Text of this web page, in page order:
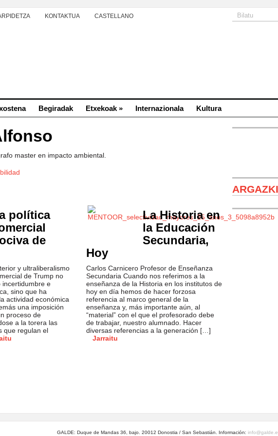
KONTAKTUA CASTELLANO
Begiradak Etxekoak » Internazionala Kultura
master en impacto ambiental.
política
de
y ultraliberalismo
de Trump no
incertidumbre e
sino que ha
actividad económica
una imposición
proceso de
a la torera las
que regulan el
La Historia en
la Educación
Secundaria,
Hoy
Carlos Carnicero Profesor de Enseñanza
Secundaria Cuando nos referimos a la
enseñanza de la Historia en los institutos de
hoy en día hemos de hacer forzosa
referencia al marco general de la
enseñanza y, más importante aún, al
“material” con el que el profesorado debe
de trabajar, nuestro alumnado. Hacer
diversas referencias a la generación […]
Jarraitu
Shushi
2020/19/08).
GALDE: Duque de Mandas 36, bajo. 20012 Donostia / San Sebastián. Información: